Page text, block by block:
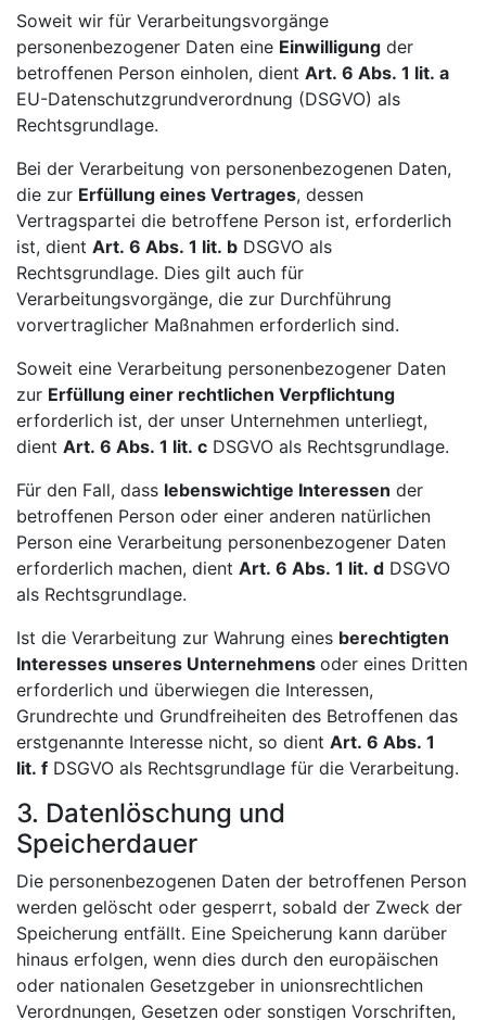
Soweit wir für Verarbeitungsvorgänge
personenbezogener Daten eine Einwilligung der
betroffenen Person einholen, dient Art. 6 Abs. 1 lit. a
EU-Datenschutzgrundverordnung (DSGVO) als
Rechtsgrundlage.
Bei der Verarbeitung von personenbezogenen Daten,
die zur Erfüllung eines Vertrages, dessen
Vertragspartei die betroffene Person ist, erforderlich
ist, dient Art. 6 Abs. 1 lit. b DSGVO als
Rechtsgrundlage. Dies gilt auch für
Verarbeitungsvorgänge, die zur Durchführung
vorvertraglicher Maßnahmen erforderlich sind.
Soweit eine Verarbeitung personenbezogener Daten
zur Erfüllung einer rechtlichen Verpflichtung
erforderlich ist, der unser Unternehmen unterliegt,
dient Art. 6 Abs. 1 lit. c DSGVO als Rechtsgrundlage.
Für den Fall, dass lebenswichtige Interessen der
betroffenen Person oder einer anderen natürlichen
Person eine Verarbeitung personenbezogener Daten
erforderlich machen, dient Art. 6 Abs. 1 lit. d DSGVO
als Rechtsgrundlage.
Ist die Verarbeitung zur Wahrung eines berechtigten
Interesses unseres Unternehmens oder eines Dritten
erforderlich und überwiegen die Interessen,
Grundrechte und Grundfreiheiten des Betroffenen das
erstgenannte Interesse nicht, so dient Art. 6 Abs. 1
lit. f DSGVO als Rechtsgrundlage für die Verarbeitung.
3. Datenlöschung und
Speicherdauer
Die personenbezogenen Daten der betroffenen Person
werden gelöscht oder gesperrt, sobald der Zweck der
Speicherung entfällt. Eine Speicherung kann darüber
hinaus erfolgen, wenn dies durch den europäischen
oder nationalen Gesetzgeber in unionsrechtlichen
Verordnungen, Gesetzen oder sonstigen Vorschriften,